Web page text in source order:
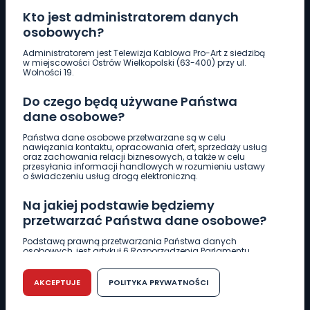
Kto jest administratorem danych
osobowych?
Administratorem jest Telewizja Kablowa Pro-Art z siedzibą
w miejscowości Ostrów Wielkopolski (63-400) przy ul.
Wolności 19.
Do czego będą używane Państwa
dane osobowe?
Państwa dane osobowe przetwarzane są w celu
nawiązania kontaktu, opracowania ofert, sprzedaży usług
oraz zachowania relacji biznesowych, a także w celu
przesyłania informacji handlowych w rozumieniu ustawy
o świadczeniu usług drogą elektroniczną.
Na jakiej podstawie będziemy
przetwarzać Państwa dane osobowe?
Podstawą prawną przetwarzania Państwa danych
osobowych, jest artykuł 6 Rozporządzenia Parlamentu
r. w sprawie ochrony osób fizycznych w związku z
przetwarzaniem danych osobowych w sprawie
swobodnego przepływu takich danych oraz uchylenia
dyrektywy 95/46/WE (RODO).
AKCEPTUJE POLITYKA PRYWATNOŚCI
Pobierz logotyp
661 997 997
REDAKCJA
62 735 22 22redakcja@wlkp24.info
DZIAŁ REKLAMY
62 735 01 85 reklama@wlkp24.info
WIADOMOŚCI
CIEKAWOSTKI